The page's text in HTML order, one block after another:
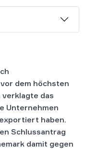
dem höchsten
verklagte das
Unternehmen
haben.
Schlussantrag
damit gegen